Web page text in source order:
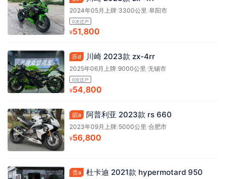
2024年05月上牌/3300公里 /阜阳市
0次过户
¥51,800
苏d 川崎 2023款 zx-4rr
2025年06月上牌/9000公里 /无锡市
0次过户
¥54,800
皖a 阿普利亚 2023款 rs 660
2023年09月上牌/5000公里 /合肥市
¥56,800
贵a 杜卡迪 2021款 hypermotard 950